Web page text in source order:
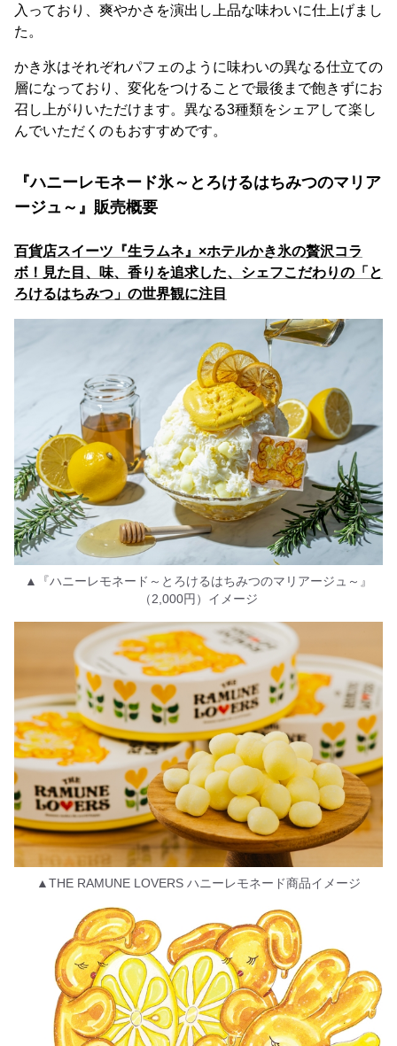
入っており、爽やかさを演出し上品な味わいに仕上げまし
た。
かき氷はそれぞれパフェのように味わいの異なる仕立ての
層になっており、変化をつけることで最後まで飽きずにお
召し上がりいただけます。異なる3種類をシェアして楽し
んでいただくのもおすすめです。
『ハニーレモネード氷～とろけるはちみつのマリア
ージュ～』販売概要
百貨店スイーツ『生ラムネ』×ホテルかき氷の贅沢コラ
ボ！見た目、味、香りを追求した、シェフこだわりの「と
ろけるはちみつ」の世界観に注目
▲『ハニーレモネード～とろけるはちみつのマリアージュ～』
（2,000円）イメージ
▲THE RAMUNE LOVERS ハニーレモネード商品イメージ